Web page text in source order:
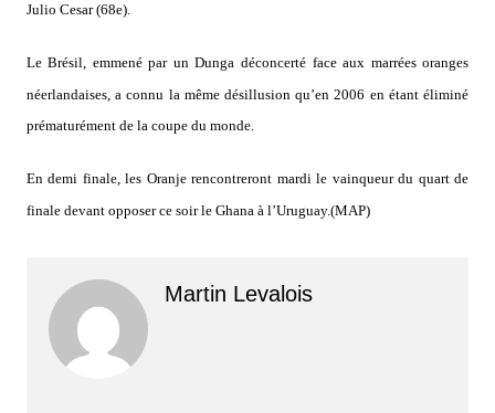
Julio Cesar (68e).
Le Brésil, emmené par un Dunga déconcerté face aux marrées oranges
néerlandaises, a connu la même désillusion qu’en 2006 en étant éliminé
prématurément de la coupe du monde.
En demi finale, les Oranje rencontreront mardi le vainqueur du quart de
finale devant opposer ce soir le Ghana à l’Uruguay.(MAP)
Martin Levalois